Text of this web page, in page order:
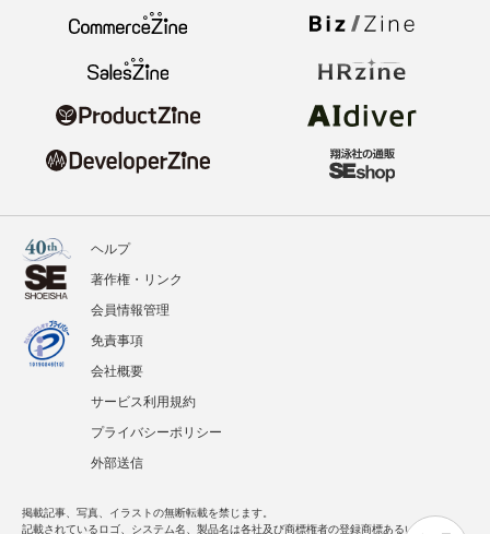
ヘルプ
著作権・リンク
会員情報管理
免責事項
会社概要
サービス利用規約
プライバシーポリシー
外部送信
掲載記事、写真、イラストの無断転載を禁じます。
記載されているロゴ、システム名、製品名は各社及び商標権者の登録商標あるいは商標で